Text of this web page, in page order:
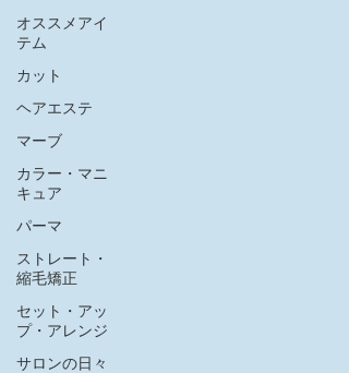
オススメアイ
テム
カット
ヘアエステ
マーブ
カラー・マニ
キュア
パーマ
ストレート・
縮毛矯正
セット・アッ
プ・アレンジ
サロンの日々